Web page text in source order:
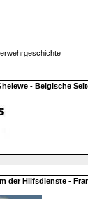
- Belgische
der Hilfsdienste -